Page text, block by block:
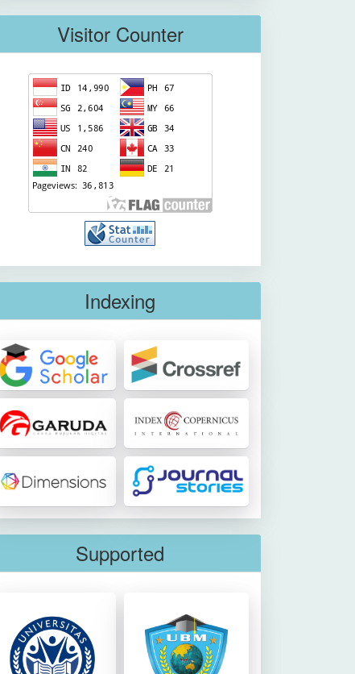
Visitor Counter
Indexing
Supported